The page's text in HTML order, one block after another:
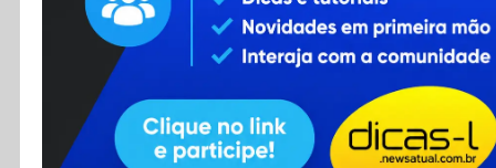
Contato
RSS